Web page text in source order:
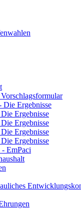
Die Ergebnisse
Ergebnisse
Ergebnisse
Ergebnisse
Ergebnisse
EmPaci